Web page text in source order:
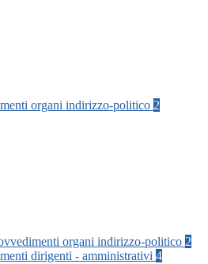
organi indirizzo-politico 2
organi indirizzo-politico 2
dirigenti - amministrativi 4